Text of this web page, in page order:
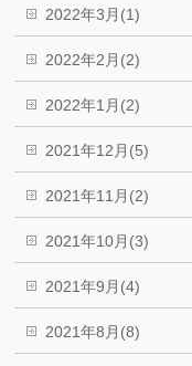
2022年3月(1)
2022年2月(2)
2022年1月(2)
2021年12月(5)
2021年11月(2)
2021年10月(3)
2021年9月(4)
2021年8月(8)